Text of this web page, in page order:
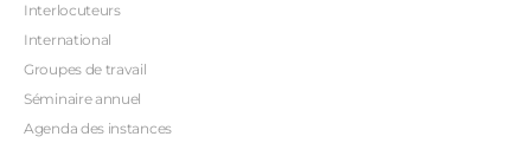
Interlocuteurs
International
Groupes de travail
Séminaire annuel
Agenda des instances